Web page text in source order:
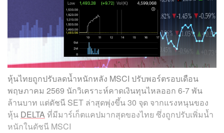
หุ้นไทยถูกปรับลดน้ำหนักหลัง MSCI ปรับพอร์ตรอบเดือน
พฤษภาคม 2569 นักวิเคราะห์คาดเงินทุนไหลออก 6-7 พัน
ล้านบาท แต่ดัชนี SET ล่าสุดพุ่งขึ้น 30 จุด จากแรงหนุนของ
หุ้น DELTAที่มีมาร์เก็ตแคปมากสุดของไทย ซึ่งถูกปรับเพิ่มน้ำ
หนักในดัชนี MSCI